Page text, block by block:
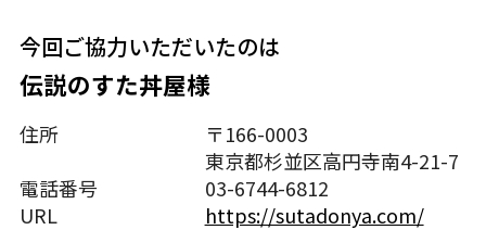
今回ご協⼒いただいたのは
伝説のすた丼屋様
住所
〒166-0003
東京都杉並区高円寺南4-21-7
電話番号
03-6744-6812
URL
https://sutadonya.com/